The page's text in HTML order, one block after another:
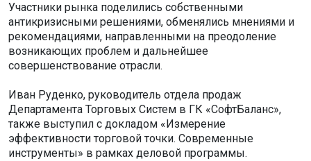
Участники рынка поделились собственными
антикризисными решениями, обменялись мнениями и
рекомендациями, направленными на преодоление
возникающих проблем и дальнейшее
совершенствование отрасли.
Иван Руденко, руководитель отдела продаж
Департамента Торговых Систем в ГК «СофтБаланс»,
также выступил с докладом «Измерение
эффективности торговой точки. Современные
инструменты» в рамках деловой программы.